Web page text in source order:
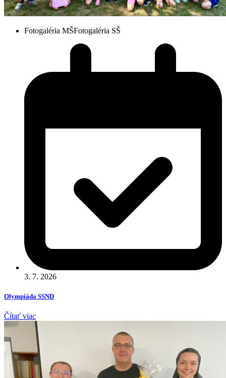
Fotogaléria MŠFotogaléria SŠ
3. 7. 2026
Olympiáda SSND
Čítať viac